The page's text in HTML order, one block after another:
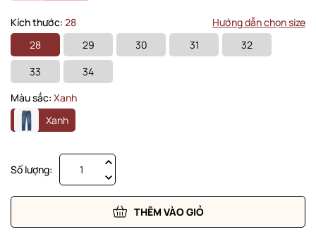
Kích thước: 28
Hướng dẫn chọn size
28
29 30 31
32
33
34
Màu sắc: Xanh
Xanh
Số lượng:
THÊM VÀO GIỎ